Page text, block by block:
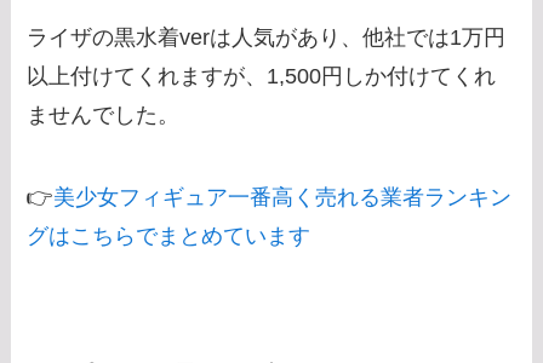
ライザの黒水着verは人気があり、他社では1万円
以上付けてくれますが、1,500円しか付けてくれ
ませんでした。
👉美少女フィギュア一番高く売れる業者ランキン
グはこちらでまとめています